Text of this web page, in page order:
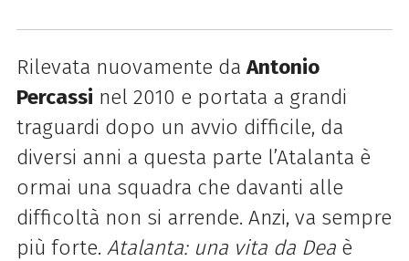
Rilevata nuovamente daAntonio
Percassi nel 2010 e portata a grandi
traguardi dopo un avvio difficile, da
diversi anni a questa parte l’Atalanta è
ormai una squadra che davanti alle
difficoltà non si arrende. Anzi, va sempre
più forte. Atalanta: una vita da Deaè